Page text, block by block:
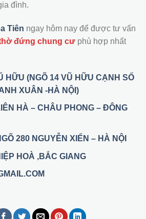
đình.
Tiên ngay hôm nay để được tư vấn
đứng chung cư phù hợp nhất
HỮU (NGÕ 14 VŨ HỮU CẠNH SỐ
XUÂN -HÀ NỘI)
HÀ – CHÂU PHONG – ĐÔNG
280 NGUYỄN XIỂN – HÀ NỘI
HOÀ ,BẮC GIANG